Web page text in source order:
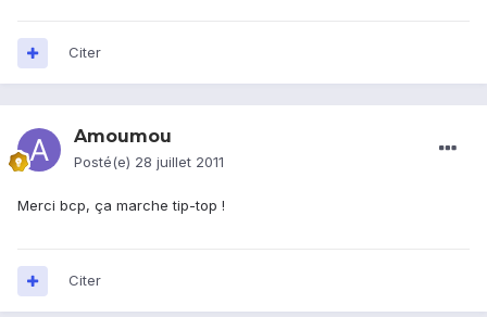
Citer
Amoumou
Posté(e) 28 juillet 2011
Merci bcp, ça marche tip-top !
Citer